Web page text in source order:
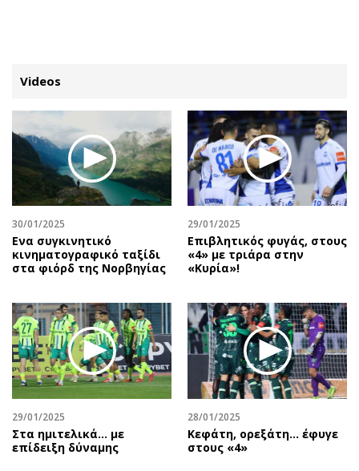
ΚΑΤΗΓΟΡΙΕΣ ΣΥΝΔΕΣΗ
Κύπρος
Παιδεία
Υγεία
Πολιτική
Βουλευτικές 2026
Προεδρικές 2023
Δημοσκοπήσεις
Διπλωματία
Αθλητισμός
Κύπρος
Ελλάδα
Διεθνή
Απόψεις
Αρθρογραφία
The Hill
Υγεία
Αγγελίες
Πωλούνται
Ζητούν εργασία
Θέσεις εργασίας
Geek
Νέα
Κινητά-tablets
Social
Videos
30/01/2025
Ενα συγκινητικό
κινηματογραφικό ταξίδι
στα φιόρδ της Νορβηγίας
29/01/2025
Επιβλητικός φυγάς, στους
«4» με τριάρα στην
«Κυρία»!
29/01/2025
Στα ημιτελικά... με
επίδειξη δύναμης
28/01/2025
Κεφάτη, ορεξάτη… έφυγε
στους «4»